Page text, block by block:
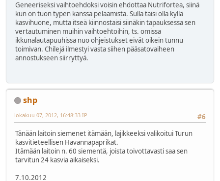
Geneeriseksi vaihtoehdoksi voisin ehdottaa Nutrifortea, siinä
kun on tuon typen kanssa pelaamista. Sulla taisi olla kyllä
kasvihuone, mutta itseä kiinnostaisi siinäkin tapauksessa sen
vertautuminen muihin vaihtoehtoihin, ts. omissa
ikkunalautapuuhissa nuo ohjeistukset eivät oikein tunnu
toimivan. Chilejä ilmestyi vasta siihen pääsatovaiheen
annostukseen siirryttyä.
shp
#6
lokakuu 07, 2012, 16:48:33 IP
Tänään laitoin siemenet itämään, lajikkeeksi valikoitui Turun
kasvitieteellisen Havannapaprikat.
Itämään laitoin n. 60 siementä, joista toivottavasti saa sen
tarvitun 24 kasvia aikaiseksi.
7.10.2012